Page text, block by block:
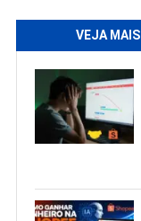
VEJA MAIS